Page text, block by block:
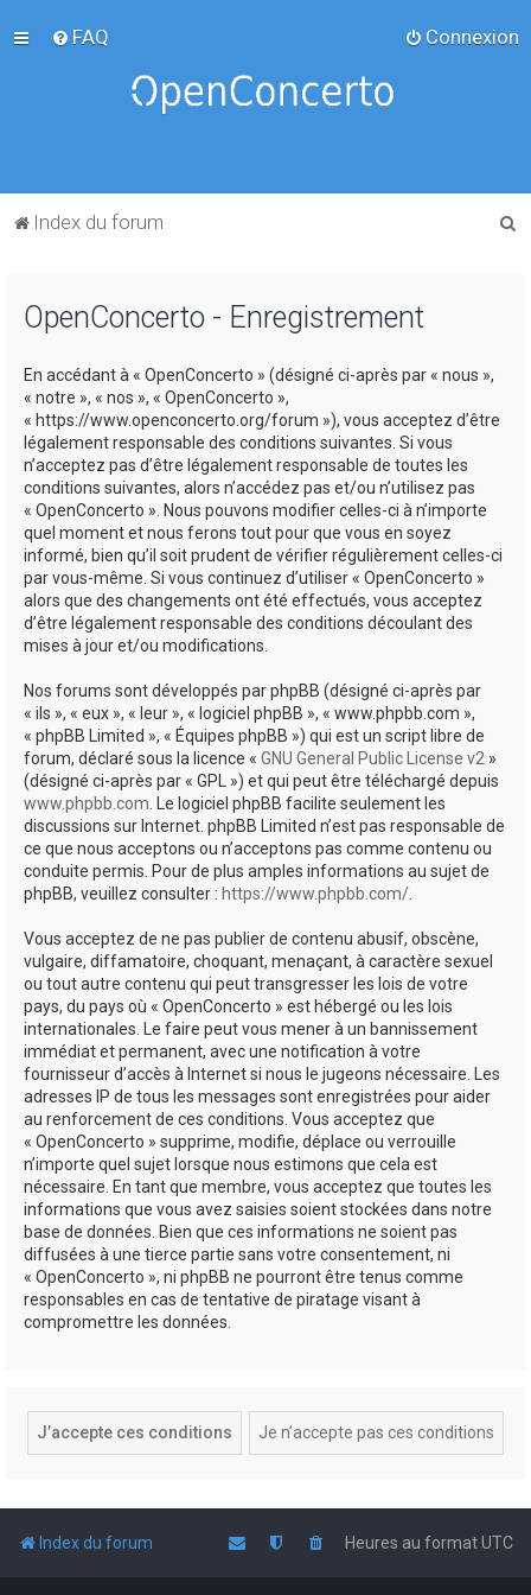
FAQ Connexion
Index du forum
OpenConcerto - Enregistrement
En accédant à « OpenConcerto » (désigné ci-après par « nous »,
« notre », « nos », « OpenConcerto »,
« https://www.openconcerto.org/forum »), vous acceptez d’être
légalement responsable des conditions suivantes. Si vous
n’acceptez pas d’être légalement responsable de toutes les
conditions suivantes, alors n’accédez pas et/ou n’utilisez pas
« OpenConcerto ». Nous pouvons modifier celles-ci à n’importe
quel moment et nous ferons tout pour que vous en soyez
informé, bien qu’il soit prudent de vérifier régulièrement celles-ci
par vous-même. Si vous continuez d’utiliser « OpenConcerto »
alors que des changements ont été effectués, vous acceptez
d’être légalement responsable des conditions découlant des
mises à jour et/ou modifications.
Nos forums sont développés par phpBB (désigné ci-après par
« ils », « eux », « leur », « logiciel phpBB », « www.phpbb.com »,
« phpBB Limited », « Équipes phpBB ») qui est un script libre de
forum, déclaré sous la licence « GNU General Public License v2 »
(désigné ci-après par « GPL ») et qui peut être téléchargé depuis
www.phpbb.com. Le logiciel phpBB facilite seulement les
discussions sur Internet. phpBB Limited n’est pas responsable de
ce que nous acceptons ou n’acceptons pas comme contenu ou
conduite permis. Pour de plus amples informations au sujet de
phpBB, veuillez consulter : https://www.phpbb.com/.
Vous acceptez de ne pas publier de contenu abusif, obscène,
vulgaire, diffamatoire, choquant, menaçant, à caractère sexuel
ou tout autre contenu qui peut transgresser les lois de votre
pays, du pays où « OpenConcerto » est hébergé ou les lois
internationales. Le faire peut vous mener à un bannissement
immédiat et permanent, avec une notification à votre
fournisseur d’accès à Internet si nous le jugeons nécessaire. Les
adresses IP de tous les messages sont enregistrées pour aider
au renforcement de ces conditions. Vous acceptez que
« OpenConcerto » supprime, modifie, déplace ou verrouille
n’importe quel sujet lorsque nous estimons que cela est
nécessaire. En tant que membre, vous acceptez que toutes les
informations que vous avez saisies soient stockées dans notre
base de données. Bien que ces informations ne soient pas
diffusées à une tierce partie sans votre consentement, ni
« OpenConcerto », ni phpBB ne pourront être tenus comme
responsables en cas de tentative de piratage visant à
compromettre les données.
Index du forum Heures au formatUTC